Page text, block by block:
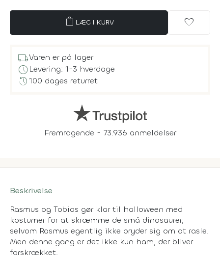
shopping_bag LÆG I KURV favorite
local_shippingVaren er på lager
scheduleLevering: 1-3 hverdage
history100 dages returret
Fremragende - 73.936 anmeldelser
Beskrivelse
Rasmus og Tobias gør klar til halloween med
kostumer for at skræmme de små dinosaurer,
selvom Rasmus egentlig ikke bryder sig om at rasle.
Men denne gang er det ikke kun ham, der bliver
forskrækket.